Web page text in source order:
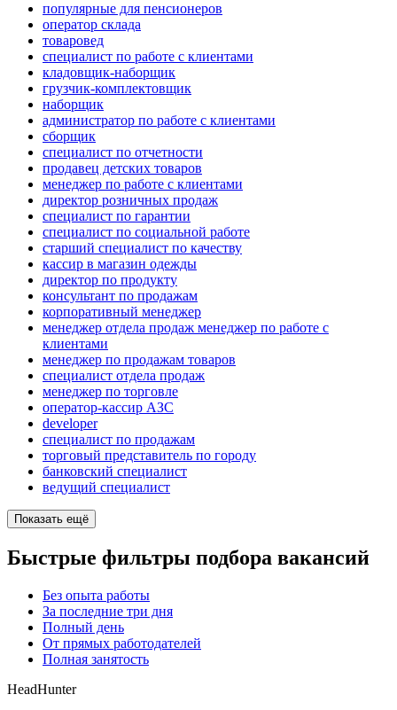
популярные для пенсионеров
оператор склада
товаровед
специалист по работе с клиентами
кладовщик-наборщик
грузчик-комплектовщик
наборщик
администратор по работе с клиентами
сборщик
специалист по отчетности
продавец детских товаров
менеджер по работе с клиентами
директор розничных продаж
специалист по гарантии
специалист по социальной работе
старший специалист по качеству
кассир в магазин одежды
директор по продукту
консультант по продажам
корпоративный менеджер
менеджер отдела продаж менеджер по работе с
клиентами
менеджер по продажам товаров
специалист отдела продаж
менеджер по торговле
оператор-кассир АЗС
developer
специалист по продажам
торговый представитель по городу
банковский специалист
ведущий специалист
Показать ещё
Быстрые фильтры подбора вакансий
Без опыта работы
За последние три дня
Полный день
От прямых работодателей
Полная занятость
HeadHunter